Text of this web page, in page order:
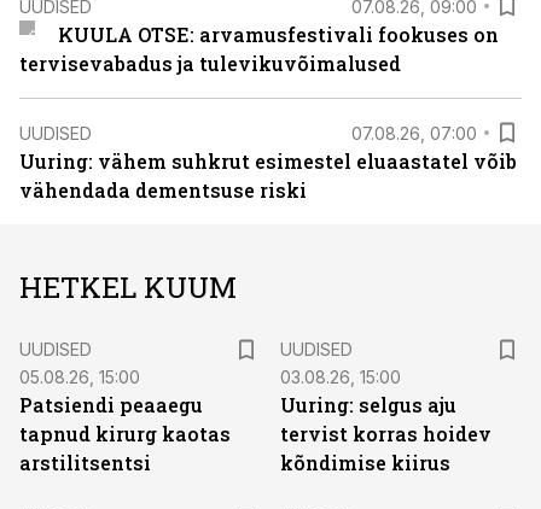
UUDISED 07.08.26, 09:00
KUULA OTSE: arvamusfestivali fookuses on
tervisevabadus ja tulevikuvõimalused
UUDISED 07.08.26, 07:00
Uuring: vähem suhkrut esimestel eluaastatel võib
vähendada dementsuse riski
HETKEL KUUM
UUDISED
05.08.26, 15:00
Patsiendi peaaegu
tapnud kirurg kaotas
arstilitsentsi
UUDISED
03.08.26, 15:00
Uuring: selgus aju
tervist korras hoidev
kõndimise kiirus